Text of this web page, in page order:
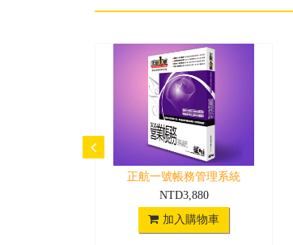
正航一號帳務管理系統
NTD3,880
加入購物車